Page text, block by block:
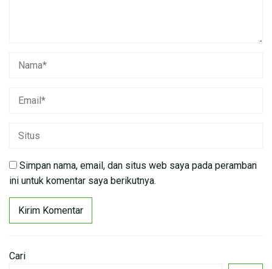
Simpan nama, email, dan situs web saya pada peramban
ini untuk komentar saya berikutnya.
Cari